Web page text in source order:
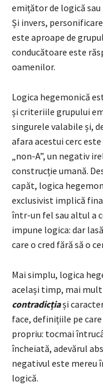
emițător de logică
Și invers,
este aproape de
conducătoare este
oamenilor.
Logica hegemonică
și criteriile grupului
singurele valabile și,
afara acestui cerc
„non-A”, un negativ
construcție umană.
capăt, logica
exclusivist implică
într-un fel sau altul a
impune logica: dar
care o cred fără să o
Mai simplu, logica
același timp, mai
contradicțiași
face, definițiile pe
propriu: tocmai
încheiată, adevărul
negativul este mereu
logică.